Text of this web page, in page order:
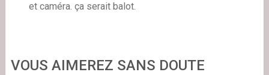
et caméra. ça serait balot.
VOUS AIMEREZ SANS DOUTE